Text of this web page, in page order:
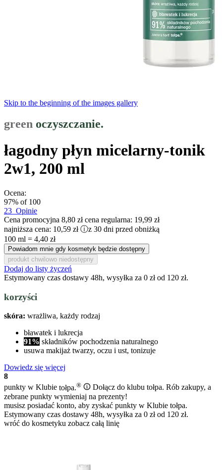
Skip to the beginning of the images gallery
green oczyszczanie.
łagodny płyn micelarny-tonik
2w1, 200 ml
Ocena:
97% of 100
23 Opinie
Cena promocyjna 8,80 zł cena regularna: 19,99 zł
najniższa cena: 10,59 zł ⓘz 30 dni przed obniżką
100 ml = 4,40 zł
Powiadom mnie gdy kosmetyk będzie dostępny
produkt chwilowo niedostępny
Dodaj do listy życzeń
Estymowany czas dostawy 48h, wysyłka za 0 zł od 120 zł.
korzyści
skóra: wrażliwa, każdy rodzaj
bławatek i lukrecja
91% składników pochodzenia naturalnego
usuwa makijaż twarzy, oczu i ust, tonizuje
Dowiedz się więcej
8
punkty w Klubie tołpa.®
Dołącz do klubu tołpa. Rób zakupy, a
zebrane punkty wymieniaj na prezenty!
musisz posiadać konto, aby zyskać punkty w Klubie tołpa.
Estymowany czas dostawy 48h, wysyłka za 0 zł od 120 zł.
wróć do kosmetyku zobacz całą linię